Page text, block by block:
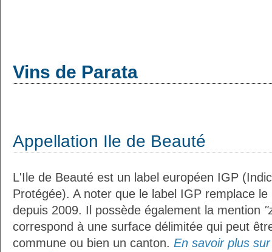
Vins de Parata
Appellation Ile de Beauté
L'Ile de Beauté est un label européen IGP
Protégée). A noter que le label IGP remplace
depuis 2009. Il possède également la mention
correspond à une surface délimitée qui peut
commune ou bien un canton. En savoir plus